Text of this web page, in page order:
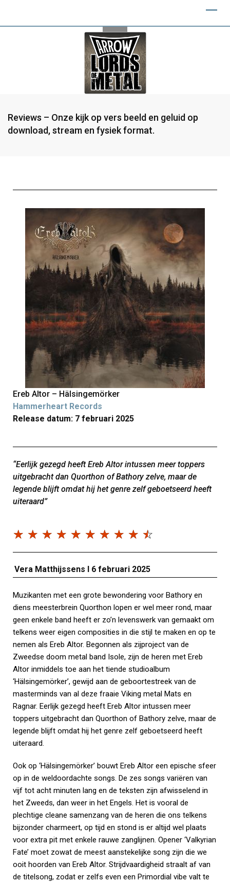
Reviews – Onze kijk op vers beeld en geluid op
download, stream en fysiek format.
Ereb Altor – Hälsingemörker
Hammerheart Records
Release datum: 7 februari 2025
“Eerlijk gezegd heeft Ereb Altor intussen meer toppers
uitgebracht dan Quorthon of Bathory zelve, maar de
legende blijft omdat hij het genre zelf geboetseerd heeft
uiteraard”
☆ ☆ ☆ ☆ ☆ ☆ ☆ ☆ ☆ ☆
Vera Matthijssens I 6 februari 2025
Muzikanten met een grote bewondering voor Bathory en
diens meesterbrein Quorthon lopen er wel meer rond, maar
geen enkele band heeft er zo’n levenswerk van gemaakt om
telkens weer eigen composities in die stijl te maken en op te
nemen als Ereb Altor. Begonnen als zijproject van de
Zweedse doom metal band Isole, zijn de heren met Ereb
Altor inmiddels toe aan het tiende studioalbum
‘Hälsingemörker’, gewijd aan de geboortestreek van de
masterminds van al deze fraaie Viking metal Mats en
Ragnar. Eerlijk gezegd heeft Ereb Altor intussen meer
toppers uitgebracht dan Quorthon of Bathory zelve, maar de
legende blijft omdat hij het genre zelf geboetseerd heeft
uiteraard.
Ook op ‘Hälsingemörker’ bouwt Ereb Altor een epische sfeer
op in de weldoordachte songs. De zes songs variëren van
vijf tot acht minuten lang en de teksten zijn afwisselend in
het Zweeds, dan weer in het Engels. Het is vooral de
plechtige cleane samenzang van de heren die ons telkens
bijzonder charmeert, op tijd en stond is er altijd wel plaats
voor extra pit met enkele rauwe zanglijnen. Opener ‘Valkyrian
Fate’ moet zowat de meest aanstekelijke song zijn die we
ooit hoorden van Ereb Altor. Strijdvaardigheid straalt af van
de titelsong, zodat er zelfs even een Primordial vibe valt te